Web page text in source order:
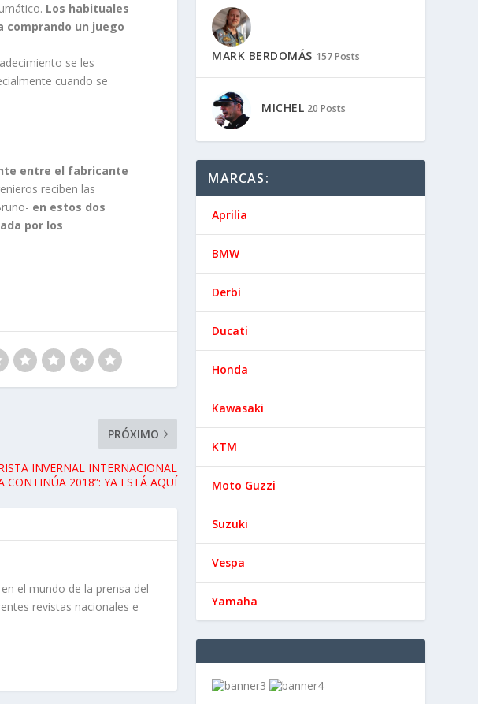
Los habituales
comprando un juego
se les
cuando se
entre el fabricante
reciben las
en estos dos
por los
PRÓXIMO
INVERNAL INTERNACIONAL
CONTINÚA 2018”: YA ESTÁ AQUÍ
el mundo de la prensa del
revistas nacionales e
MARK BERDOMÁS 157 Posts
MICHEL 20 Posts
MARCAS:
Aprilia
BMW
Derbi
Ducati
Honda
Kawasaki
KTM
Moto Guzzi
Suzuki
Vespa
Yamaha